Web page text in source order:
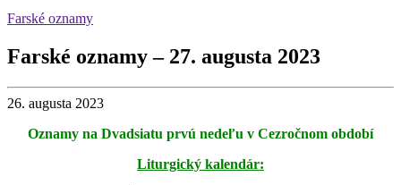
Farské oznamy
Farské oznamy – 27. augusta 2023
26. augusta 2023
Oznamy na Dvadsiatu prvú nedeľu v Cezročnom období
Liturgický kalendár: